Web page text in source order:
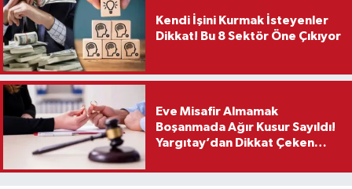
Kendi İşini Kurmak İsteyenler
Dikkat! Bu 8 Sektör Öne Çıkıyor
Eve Misafir Almamak
Boşanmada Ağır Kusur Sayıldı!
Yargıtay’dan Dikkat Çeken